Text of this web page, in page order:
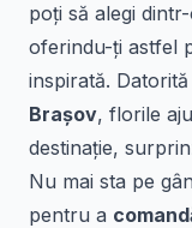
poți să alegi
oferindu-ți astfel
inspirată.
Brașov, florile
destinație,
Nu mai sta pe
pentru a